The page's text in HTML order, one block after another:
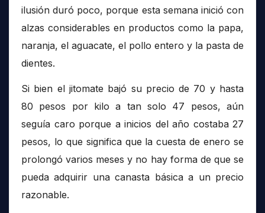
ilusión duró poco, porque esta semana inició con
alzas considerables en productos como la papa,
naranja, el aguacate, el pollo entero y la pasta de
dientes.
Si bien el jitomate bajó su precio de 70 y hasta
80 pesos por kilo a tan solo 47 pesos, aún
seguía caro porque a inicios del año costaba 27
pesos, lo que significa que la cuesta de enero se
prolongó varios meses y no hay forma de que se
pueda adquirir una canasta básica a un precio
razonable.